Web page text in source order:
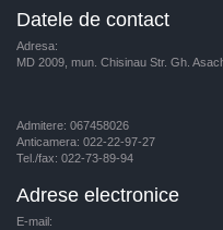
Datele de contact
Adresa:
MD 2009, mun. Chisinau Str. Gh.
Admitere: 067458026
Anticamera: 022-22-97-27
Tel./fax: 022-73-89-94
Adrese electronice
E-mail: